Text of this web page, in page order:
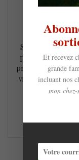
Si la critique
premier opus
prodigieux pianiste
vinyle de Red Hail
faire le point,
Et recevez
grande
incluant nos
mon